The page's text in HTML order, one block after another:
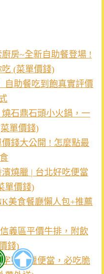
房~全新自助餐登場 !
(菜單價錢)
自助餐吃到飽真實評價
石鼎石頭小火鍋，一
單價錢)
價錢大公開 ! 怎麼點最
濱燒臘 | 台北好吃便當
單價錢)
美食餐廳懶人包+推薦
義區平價牛排，附飲
錢)
號燒臘便當，必吃脆